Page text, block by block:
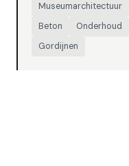
Museumarchitectuur
Beton
Onderhoud
Gordijnen